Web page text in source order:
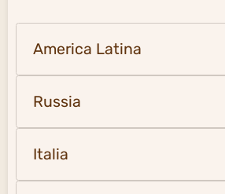
America Latina
Russia
Italia